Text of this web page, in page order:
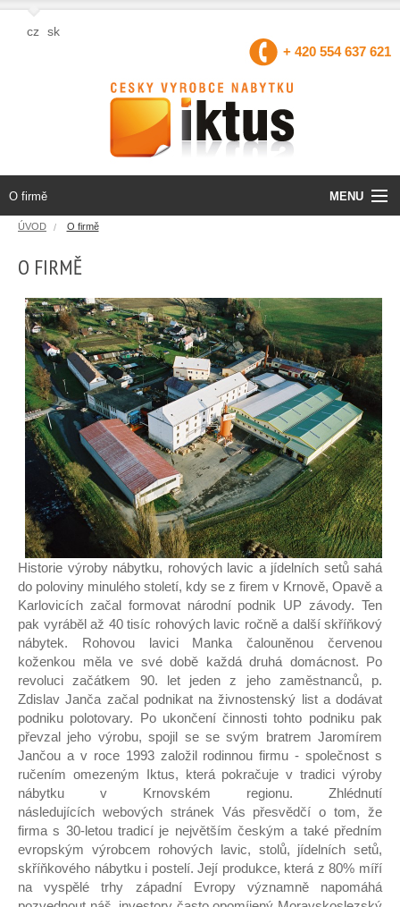
cz sk
+ 420 554 637 621
O firmě MENU
O firmě
Projekty EU
Prodejny
Pro partnery
Kontakt
Zaměstnání
Eshop
ÚVOD O firmě
O FIRMĚ
Historie výroby nábytku, rohových lavic a jídelních setů sahá
do poloviny minulého století, kdy se z firem v Krnově, Opavě a
Karlovicích začal formovat národní podnik UP závody. Ten
pak vyráběl až 40 tisíc rohových lavic ročně a další skříňkový
nábytek. Rohovou lavici Manka čalouněnou červenou
koženkou měla ve své době každá druhá domácnost. Po
revoluci začátkem 90. let jeden z jeho zaměstnanců, p.
Zdislav Janča začal podnikat na živnostenský list a dodávat
podniku polotovary. Po ukončení činnosti tohto podniku pak
převzal jeho výrobu, spojil se se svým bratrem Jaromírem
Jančou a v roce 1993 založil rodinnou firmu - společnost s
ručením omezeným Iktus, která pokračuje v tradici výroby
nábytku v Krnovském regionu. Zhlédnutí
následujících webových stránek Vás přesvědčí o tom, že
firma s 30-letou tradicí je největším českým a také předním
evropským výrobcem rohových lavic, stolů, jídelních setů,
skříňkového nábytku i postelí. Její produkce, která z 80% míří
na vyspělé trhy západní Evropy významně napomáhá